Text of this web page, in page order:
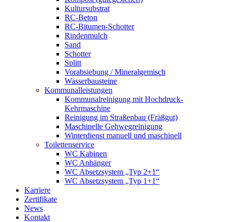
Kultursubstrat
RC-Beton
RC-Bitumen-Schotter
Rindenmulch
Sand
Schotter
Splitt
Vorabsiebung / Mineralgemisch
Wasserbausteine
Kommunalleistungen
Kommunalreinigung mit Hochdruck-
Kehrmaschine
Reinigung im Straßenbau (Fräßgut)
Maschinelle Gehwegreinigung
Winterdienst manuell und maschinell
Toilettenservice
WC Kabinen
WC Anhänger
WC Absetzsystem „Typ 2+1“
WC Absetzsystem „Typ 1+1“
Karriere
Zertifikate
News
Kontakt